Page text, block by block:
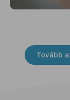
Tovább